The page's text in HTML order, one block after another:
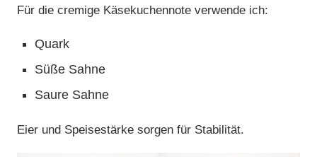
Für die cremige Käsekuchennote verwende ich:
Quark
Süße Sahne
Saure Sahne
Eier und Speisestärke sorgen für Stabilität.